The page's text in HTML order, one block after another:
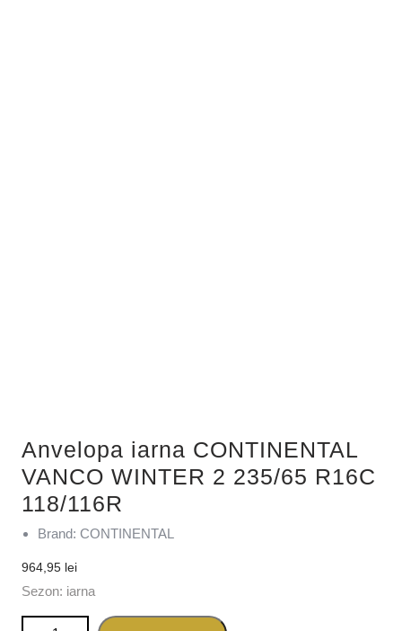
Anvelopa iarna CONTINENTAL
VANCO WINTER 2 235/65 R16C
118/116R
Brand: CONTINENTAL
964,95 lei
Sezon: iarna
Cantitate Anvelopa iarna CONTINENTAL VANCO WINTER 2